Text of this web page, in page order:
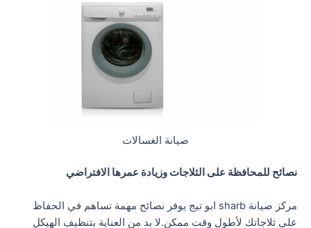
صيانة الغسالات
نصائح للمحافظة على الثلاجات وزيادة عمرها الافتراضي
مركز صيانة sharb ابو تيج يوفر نصائح مهمة تساهم في الحفاظ
على ثلاجاتك لأطول وقت ممكن.لا بد من العناية بتنظيف الهيكل